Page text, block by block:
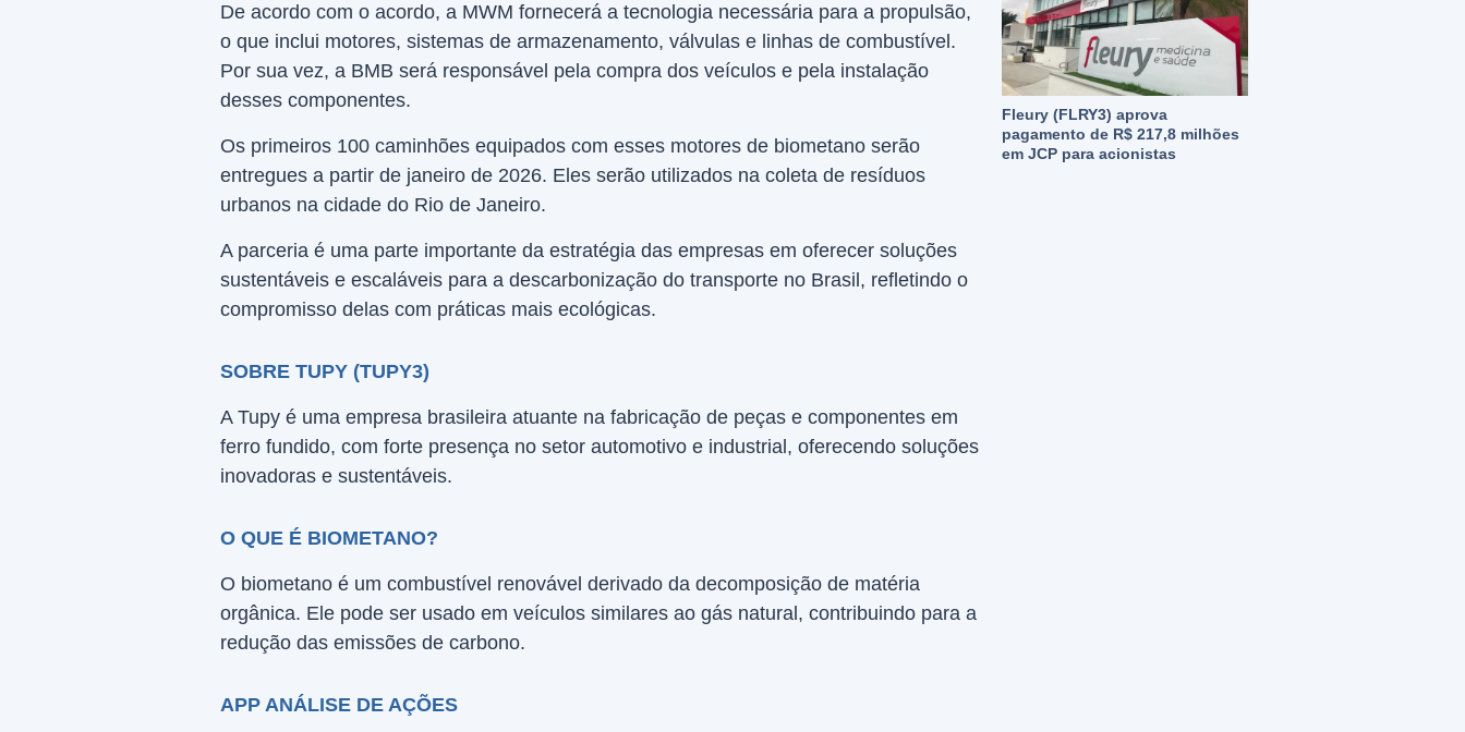
De acordo com o acordo, a MWM fornecerá a tecnologia necessária para a propulsão,
o que inclui motores, sistemas de armazenamento, válvulas e linhas de combustível.
Por sua vez, a BMB será responsável pela compra dos veículos e pela instalação
desses componentes.
Os primeiros 100 caminhões equipados com esses motores de biometano serão
entregues a partir de janeiro de 2026. Eles serão utilizados na coleta de resíduos
urbanos na cidade do Rio de Janeiro.
A parceria é uma parte importante da estratégia das empresas em oferecer soluções
sustentáveis e escaláveis para a descarbonização do transporte no Brasil, refletindo o
compromisso delas com práticas mais ecológicas.
SOBRE TUPY (TUPY3)
A Tupy é uma empresa brasileira atuante na fabricação de peças e componentes em
ferro fundido, com forte presença no setor automotivo e industrial, oferecendo soluções
inovadoras e sustentáveis.
O QUE É BIOMETANO?
O biometano é um combustível renovável derivado da decomposição de matéria
orgânica. Ele pode ser usado em veículos similares ao gás natural, contribuindo para a
redução das emissões de carbono.
APP ANÁLISE DE AÇÕES
Fleury (FLRY3) aprova
pagamento de R$ 217,8 milhões
em JCP para acionistas